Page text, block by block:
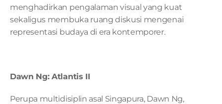
menghadirkan pengalaman visual yang kuat
sekaligus membuka ruang diskusi mengenai
representasi budaya di era kontemporer.
Dawn Ng: Atlantis II
Perupa multidisiplin asal Singapura, Dawn Ng,